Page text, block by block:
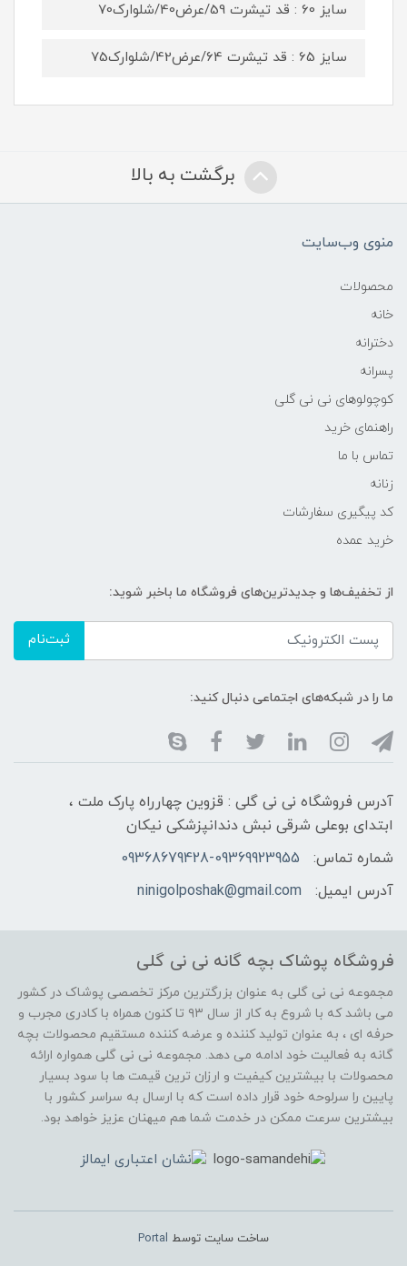
سایز 60 : قد تیشرت 59/عرض40/شلوارک70
سایز 65 : قد تیشرت ۶4/عرض42/شلوارک75
برگشت به بالا
منوی وب‌سایت
محصولات
خانه
دخترانه
پسرانه
کوچولوهای نی نی گلی
راهنمای خرید
تماس با ما
زنانه
کد پیگیری سفارشات
خرید عمده
از تخفیف‌ها و جدیدترین‌های فروشگاه ما باخبر شوید:
ثبت‌نام
ما را در شبکه‌های اجتماعی دنبال کنید:
آدرس فروشگاه نی نی گلی : قزوین چهارراه پارک ملت ،
ابتدای بوعلی شرقی نبش دندانپزشکی نیکان
شماره تماس:
09368679428-09369923955
آدرس ایمیل:
ninigolposhak@gmail.com
فروشگاه پوشاک بچه گانه نی نی گلی
مجموعه نی نی گلی به عنوان بزرگترین مرکز تخصصی پوشاک در کشور
می باشد که با شروع به کار از سال ۹۳ تا کنون همراه با کادری مجرب و
حرفه ای ، به عنوان تولید کننده و عرضه کننده مستقیم محصولات بچه
گانه به فعالیت خود ادامه می دهد. مجموعه نی نی گلی همواره ارائه
محصولات با بیشترین کیفیت و ارزان ترین قیمت ها با سود بسیار
پایین را سرلوحه خود قرار داده است که با ارسال به سراسر کشور با
بیشترین سرعت ممکن در خدمت شما هم میهنان عزیز خواهد بود.
ساخت سایت توسط Portal